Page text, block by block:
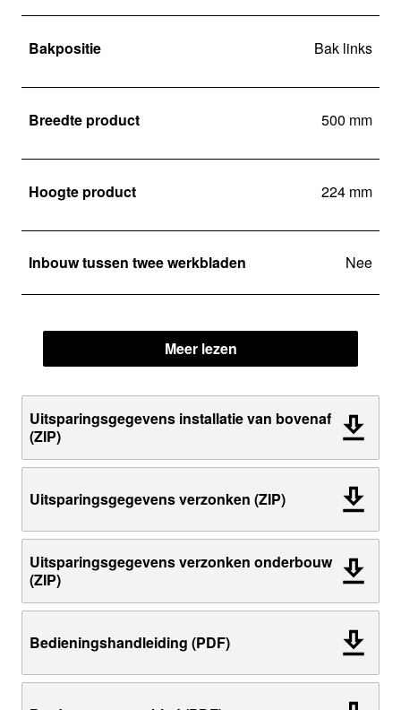
Bakpositie Bak links
Breedte product 500 mm
Hoogte product 224 mm
Inbouw tussen twee werkbladen Nee
Meer lezen
Uitsparingsgegevens installatie van bovenaf
(ZIP)
Uitsparingsgegevens verzonken (ZIP)
Uitsparingsgegevens verzonken onderbouw
(ZIP)
Bedieningshandleiding (PDF)